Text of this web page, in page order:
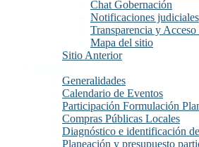
Chat Gobernación
Notificaciones judiciales
Transparencia y
Mapa del sitio
Sitio Anterior
Generalidades
Calendario de Eventos
Participación Formulación
Compras Públicas Locales
Diagnóstico e identificación
Planeación y presupuesto